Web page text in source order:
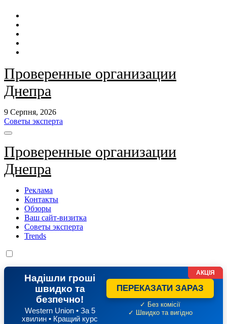
Перейти
контенту
Проверенные организации
Днепра
9 Серпня, 2026
Советы эксперта
Проверенные организации
Днепра
Реклама
Контакты
Обзоры
Ваш сайт-визитка
Советы эксперта
Trends
Надішли гроші
швидко та
безпечно!
Western Union • За 5
хвилин • Кращий курс
ПЕРЕКАЗАТИ ЗАРАЗ
✓ Без комісії
✓ Швидко та вигідно
АКЦІЯ